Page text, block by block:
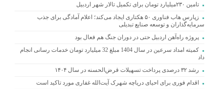
تامین ۲۳۰میلیارد تومان برای تکمیل تالار شهر اردبیل
زپارس هاب فناوری ۵۰ هکتاری ایجاد می‌کند؛ اعلام آمادگی برای جذب
سرمایه‌گذاران و توسعه صنایع تبدیلی
پروژه راه‌آهن اردبیل حتی در دوران جنگ هم فعال بود
کمیته امداد سرعین در سال 1404 مبلغ 32 میلیارد تومان خدمات رسانی انجام
داد
رشد ۳۲ درصدی پرداخت تسهیلات قرض‌الحسنه در سال ۱۴۰۴
اقدام فوری برای احیای دریاچه شهرک آیت‌الله غفاری مورد تاکید است